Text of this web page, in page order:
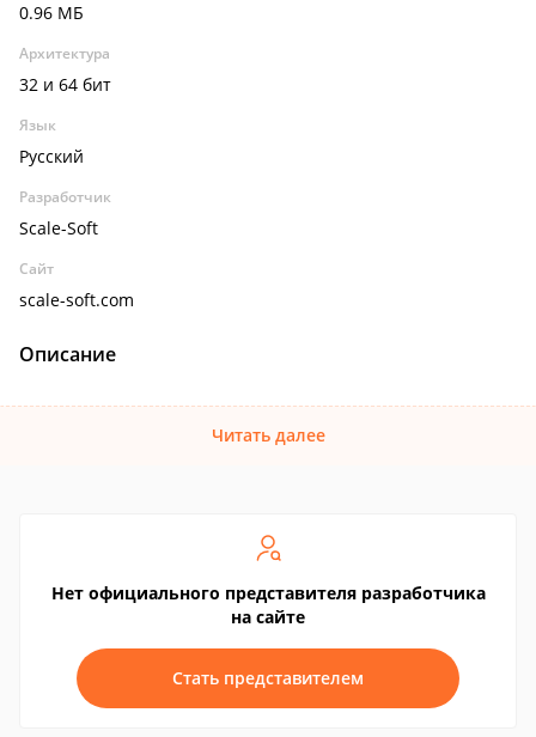
0.96 МБ
Архитектура
32 и 64 бит
Язык
Русский
Разработчик
Scale-Soft
Сайт
scale-soft.com
Описание
Читать далее
Нет официального представителя разработчика
на сайте
Стать представителем